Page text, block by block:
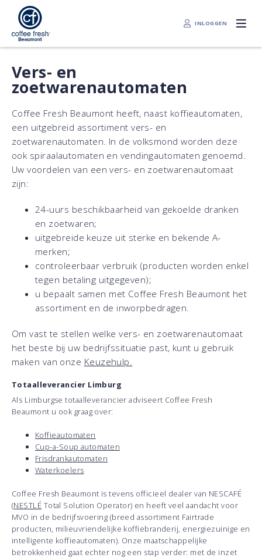
INLOGGEN
Vers- en
zoetwarenautomaten
Coffee Fresh Beaumont heeft, naast koffieautomaten,
een uitgebreid assortiment vers- en
zoetwarenautomaten. In de volksmond worden deze
ook spiraalautomaten en vendingautomaten genoemd.
Uw voordelen van een vers- en zoetwarenautomaat
zijn:
24-uurs beschikbaarheid van gekoelde dranken
en zoetwaren;
uitgebreide keuze uit sterke en bekende A-
merken;
controleerbaar verbruik (producten worden enkel
tegen betaling uitgegeven);
u bepaalt samen met Coffee Fresh Beaumont het
assortiment en de inworpbedragen.
Om vast te stellen welke vers- en zoetwarenautomaat
het beste bij uw bedrijfssituatie past, kunt u gebruik
maken van onze Keuzehulp.
Totaalleverancier Limburg
Als Limburgse totaalleverancier adviseert Coffee Fresh
Beaumont u ook graag over:
Koffieautomaten
Cup-a-Soup automaten
Frisdrankautomaten
Waterkoelers
Coffee Fresh Beaumont is tevens officieel dealer van NESCAFÉ
(NESTLÉ Total Solution Operator) en heeft veel aandacht voor
MVO in de bedrijfsvoering (breed assortiment Fairtrade
producten, milieuvriendelijke koffiebranderij, energiezuinige en
intelligente koffieautomaten). Onze maatschappelijke
betrokkenheid gaat echter nog een stap verder: met de inzet